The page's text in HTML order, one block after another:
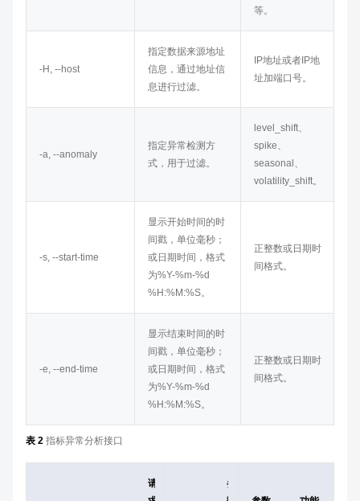
等。
-H, --host
指定数据来源地址
信息，通过地址信
息进行过滤。
IP地址或者IP地
址加端口号。
-a, --anomaly
指定异常检测方
式，用于过滤。
level_shift、
spike、
seasonal、
volatility_shift。
-s, --start-time
显示开始时间的时
间戳，单位毫秒；
或日期时间，格式
为%Y-%m-%d
%H:%M:%S。
正整数或日期时
间格式。
-e, --end-time
显示结束时间的时
间戳，单位毫秒；
或日期时间，格式
为%Y-%m-%d
%H:%M:%S。
正整数或日期时
间格式。
表 2 指标异常分析接口
请
参